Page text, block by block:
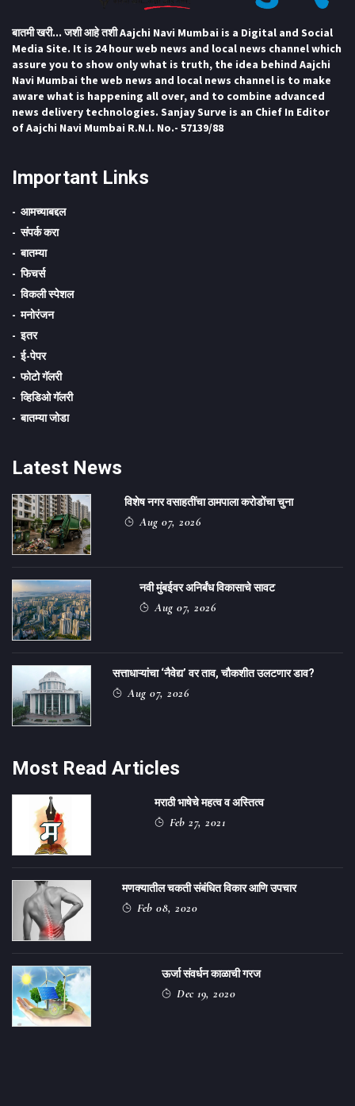
बातमी खरी... जशी आहे तशी Aajchi Navi Mumbai is a Digital and Social
Media Site. It is 24 hour web news and local news channel which
assure you to show only what is truth, the idea behind Aajchi
Navi Mumbai the web news and local news channel is to make
aware what is happening all over, and to combine advanced
news delivery technologies. Sanjay Surve is an Chief In Editor
of Aajchi Navi Mumbai R.N.I. No.- 57139/88
Important Links
आमच्याबद्दल
संपर्क करा
बातम्या
फिचर्स
विकली स्पेशल
मनोरंजन
इतर
ई-पेपर
फोटो गॅलरी
व्हिडिओ गॅलरी
बातम्या जोडा
Latest News
विशेष नगर वसाहतींचा ठामपाला करोडोंचा चुना
Aug 07, 2026
नवी मुंबईवर अनिर्बंध विकासाचे सावट
Aug 07, 2026
सत्ताधाऱ्यांचा ‌‘नैवेद्य‌’ वर ताव, चौकशीत उलटणार डाव?
Aug 07, 2026
Most Read Articles
मराठी भाषेचे महत्व व अस्तित्व
Feb 27, 2021
मणक्यातील चकती संबंधित विकार आणि उपचार
Feb 08, 2020
ऊर्जा संवर्धन काळाची गरज
Dec 19, 2020